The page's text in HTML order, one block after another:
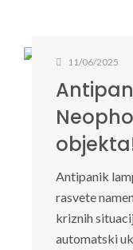
11/06/2025
Antipanik
rasvete
kriznih
automatski